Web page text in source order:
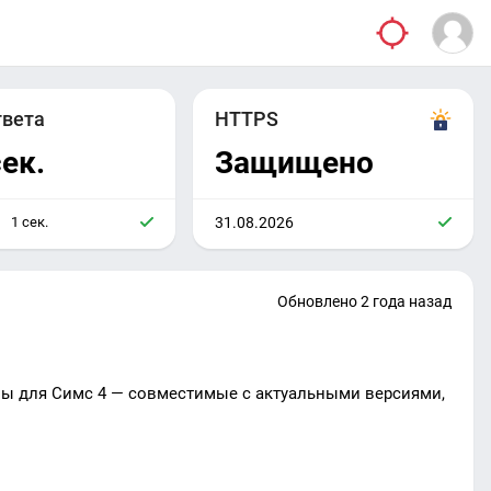
1 сек.
HTTPS
Защищено
31.08.2026
Обновлено 2 года назад
для Симс 4 — совместимые с актуальными версиями,